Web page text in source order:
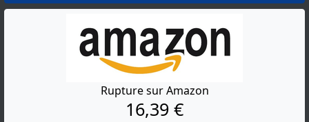
Rupture sur Amazon
16,39 €